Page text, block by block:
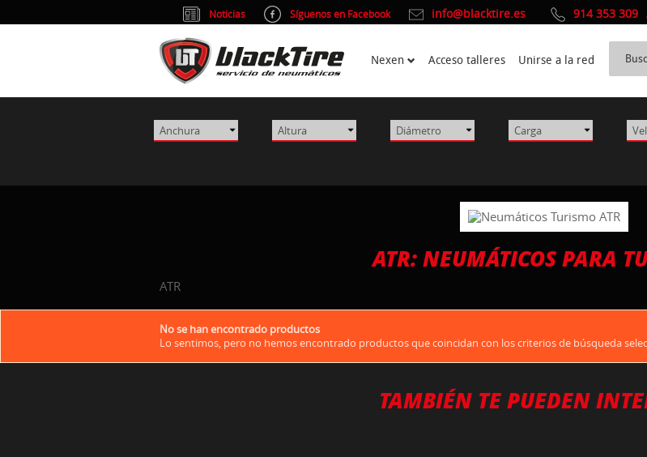
ATR: NEUMÁTICOS PARA
ATR
No se han encontrado productos
Lo sentimos, pero no hemos encontrado productos que coincidan con los criterios de búsqueda
TAMBIÉN TE PUEDEN
Noticias Síguenos en Facebook info@blacktire.es 914 353 309
Nexen Acceso talleres Unirse a la red